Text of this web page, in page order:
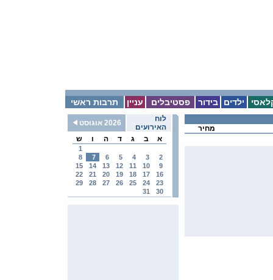
תרבות ראשי עניין פסטיבלים בידור ילדים
לוח
האירועים
2026 אוגוסט
א
ב ג ד ה ו ש
1
2
3
4
5
6
7
8
9
10
11
12
13
14
15
16
17
18
19
20
21
22
23
24
25
26
27
28
29
30
31
מחיר